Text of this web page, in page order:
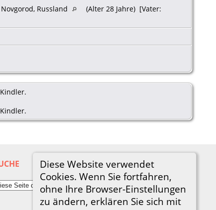
Diese Website verwendet
Cookies. Wenn Sie fortfahren,
ohne Ihre Browser-Einstellungen
zu ändern, erklären Sie sich mit
Russland
(Alter 28 Jahre) [Vater: